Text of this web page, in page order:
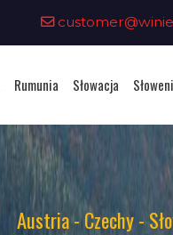
Rumunia Słowacja
Austria - Czechy -